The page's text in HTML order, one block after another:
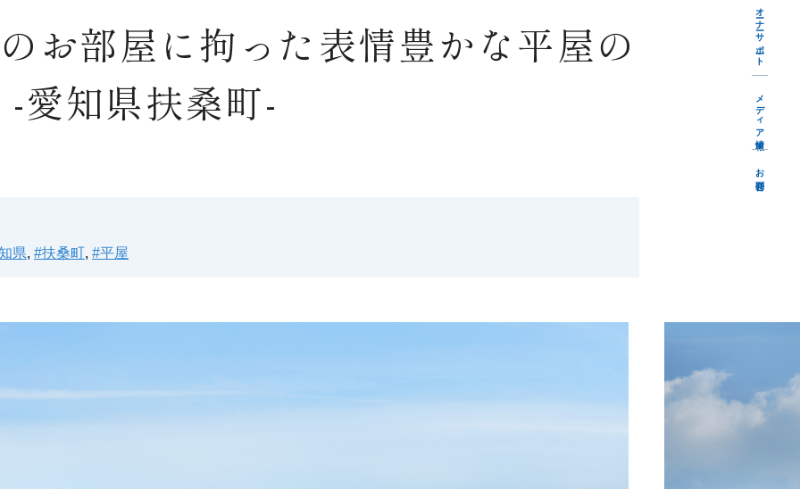
オーナーサポート
メディア情報
お問合せ
お部屋に拘った表情豊かな平屋の
-愛知県扶桑町-
県, #扶桑町, #平屋